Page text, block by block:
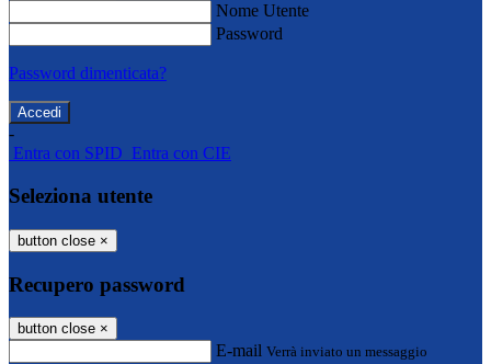
Nome Utente
Password
Password dimenticata?
-
Entra con SPID Entra con CIE
Seleziona utente
button close ×
Recupero password
button close ×
E-mail Verrà inviato un messaggio